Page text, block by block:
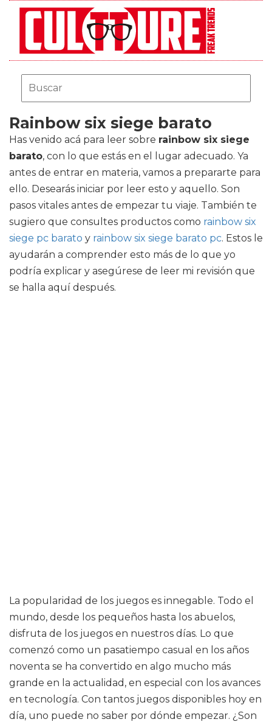
Rainbow six siege barato
Has venido acá para leer sobre rainbow six siege
barato, con lo que estás en el lugar adecuado. Ya
antes de entrar en materia, vamos a prepararte para
ello. Desearás iniciar por leer esto y aquello. Son
pasos vitales antes de empezar tu viaje. También te
sugiero que consultes productos como rainbow six
siege pc barato y rainbow six siege barato pc. Estos le
ayudarán a comprender esto más de lo que yo
podría explicar y asegúrese de leer mi revisión que
se halla aquí después.
La popularidad de los juegos es innegable. Todo el
mundo, desde los pequeños hasta los abuelos,
disfruta de los juegos en nuestros días. Lo que
comenzó como un pasatiempo casual en los años
noventa se ha convertido en algo mucho más
grande en la actualidad, en especial con los avances
en tecnología. Con tantos juegos disponibles hoy en
día, uno puede no saber por dónde empezar. ¿Son